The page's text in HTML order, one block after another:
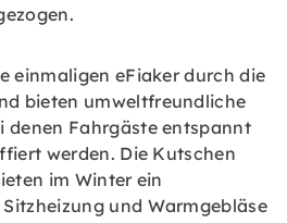
einmaligen eFiaker durch die
bieten umweltfreundliche
denen Fahrgäste entspannt
werden. Die Kutschen
im Winter ein
und Warmgebläse